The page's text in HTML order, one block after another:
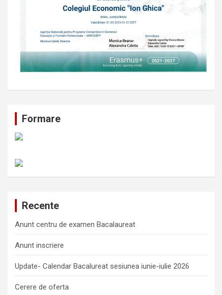
Formare
Recente
Anunt centru de examen Bacalaureat
Anunt inscriere
Update- Calendar Bacalureat sesiunea iunie-iulie 2026
Cerere de oferta